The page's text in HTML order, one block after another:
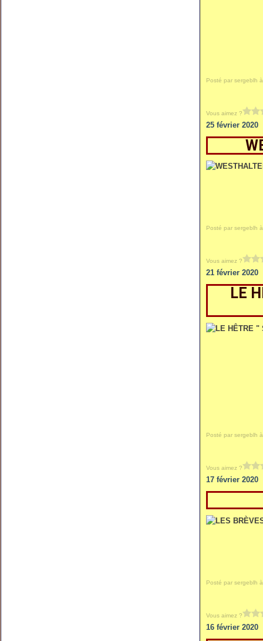
Posté par sergeblh
Vous aimez ?
25 février 2020
Posté par sergeblh
Vous aimez ?
21 février 2020
LE
Posté par sergeblh
Vous aimez ?
17 février 2020
Posté par sergeblh
Vous aimez ?
16 février 2020